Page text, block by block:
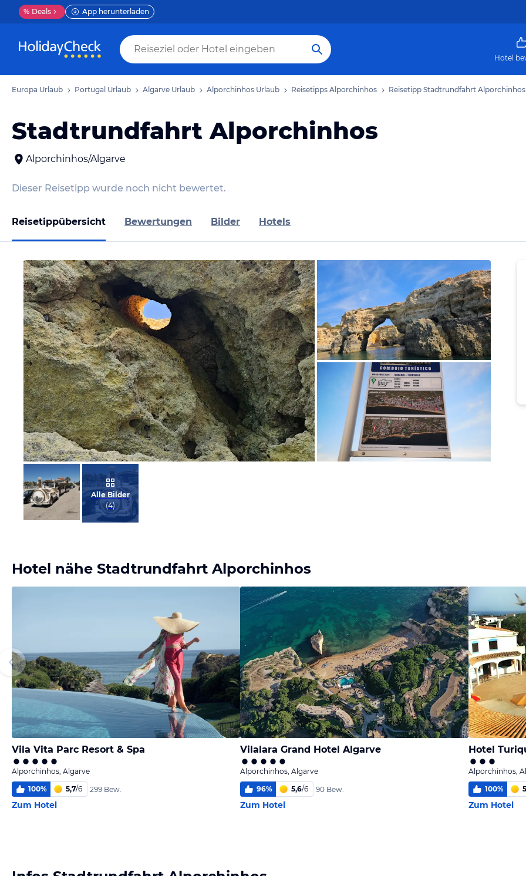
% Deals App herunterladen
Hotel
Europa Urlaub Portugal Urlaub Algarve Urlaub Alporchinhos Urlaub Reisetipps Alporchinhos Reisetipp Stadtrundfahrt Alporchinhos
Stadtrundfahrt Alporchinhos
Alporchinhos/Algarve
Dieser Reisetipp wurde noch nicht bewertet.
Reisetippübersicht Bewertungen Bilder Hotels
Bild melden
von Harald
Bild melden
von Harald
Alle Bilder
(4)
Hotel nähe Stadtrundfahrt Alporchinhos
Vila Vita Parc Resort & Spa
Alporchinhos, Algarve
100% 5,7/6 299 Bew.
Zum Hotel
Vilalara Grand Hotel Algarve
Alporchinhos, Algarve
96% 5,6/6 90 Bew.
Zum Hotel
Hotel
Alporchinhos,
100%
Zum Hotel